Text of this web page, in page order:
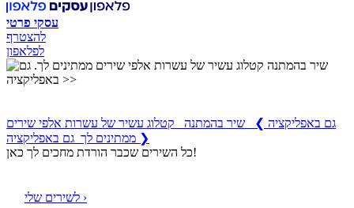
עסקי פרטי
להצטרף
לפלאפון
גם באפליקציה ❯
שיר בהמתנה קטלוג עשיר של עשרות אלפי שירים
ממתינים לך גם באפליקציה ❯
כל השירים שכבר הורדת מחכים לך כאן!
לשירים שלי ›